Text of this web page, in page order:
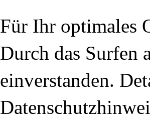
Für Ihr optimales
Durch das Surfen
einverstanden.